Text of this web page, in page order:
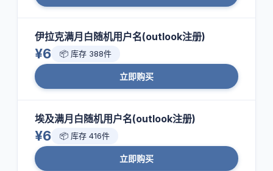
伊拉克满月白随机用户名(outlook注册)
¥6 📦 库存 388件
立即购买
埃及满月白随机用户名(outlook注册)
¥6 📦 库存 416件
立即购买